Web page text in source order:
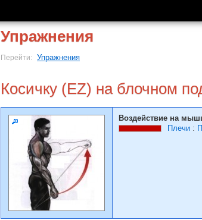
Упражнения
Перейти: Упражнения
Косичку (EZ) на блочном
Воздействие на
Плечи :